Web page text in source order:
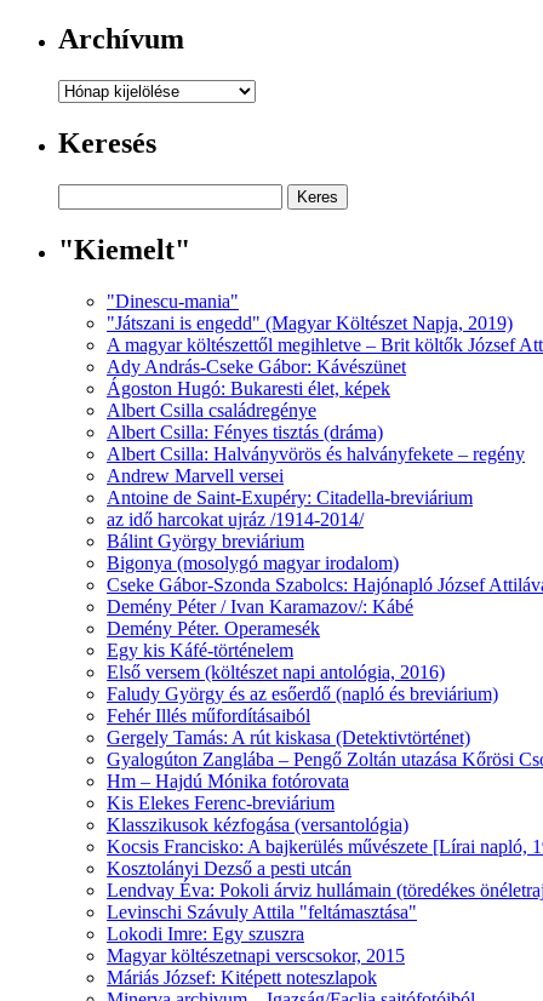
Archívum
Archívum
Keresés
"Kiemelt"
"Dinescu-mania"
"Játszani is engedd" (Magyar Költészet Napja, 2019)
A magyar költészettől megihletve – Brit költők József
Ady András-Cseke Gábor: Kávészünet
Ágoston Hugó: Bukaresti élet, képek
Albert Csilla családregénye
Albert Csilla: Fényes tisztás (dráma)
Albert Csilla: Halványvörös és halványfekete – regény
Andrew Marvell versei
Antoine de Saint-Exupéry: Citadella-breviárium
az idő harcokat ujráz /1914-2014/
Bálint György breviárium
Bigonya (mosolygó magyar irodalom)
Cseke Gábor-Szonda Szabolcs: Hajónapló József
Demény Péter / Ivan Karamazov/: Kábé
Demény Péter. Operamesék
Egy kis Káfé-történelem
Első versem (költészet napi antológia, 2016)
Faludy György és az esőerdő (napló és breviárium)
Fehér Illés műfordításaiból
Gergely Tamás: A rút kiskasa (Detektivtörténet)
Gyalogúton Zanglába – Pengő Zoltán utazása Kőrösi
Hm – Hajdú Mónika fotórovata
Kis Elekes Ferenc-breviárium
Klasszikusok kézfogása (versantológia)
Kocsis Francisko: A bajkerülés művészete [Lírai napló,
Kosztolányi Dezső a pesti utcán
Lendvay Éva: Pokoli árviz hullámain (töredékes
Levinschi Szávuly Attila "feltámasztása"
Lokodi Imre: Egy szuszra
Magyar költészetnapi verscsokor, 2015
Máriás József: Kitépett noteszlapok